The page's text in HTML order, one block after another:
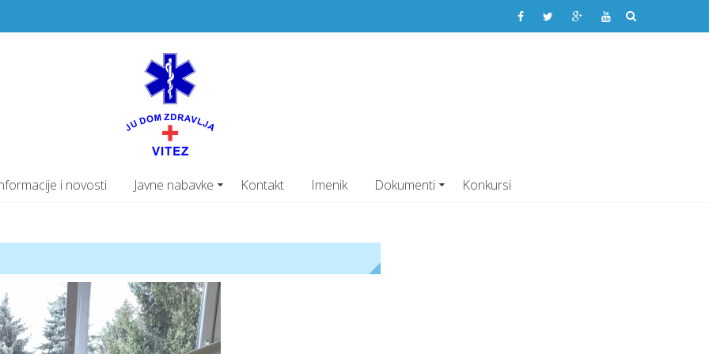
i novosti Javne nabavke Kontakt Imenik Dokumenti Konkursi